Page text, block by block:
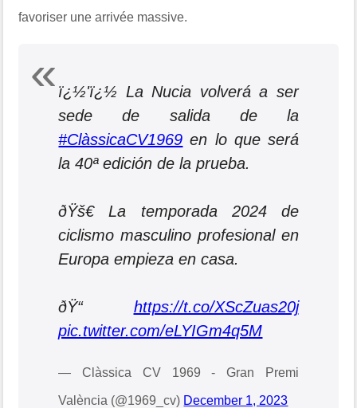
favoriser une arrivée massive.
ï¿½'ï¿½ La Nucia volverá a ser
sede de salida de la
#ClàssicaCV1969 en lo que será
la 40ª edición de la prueba.
ðŸš€ La temporada 2024 de
ciclismo masculino profesional en
Europa empieza en casa.
ðŸ“ https://t.co/XScZuas20j
pic.twitter.com/eLYIGm4q5M
— Clàssica CV 1969 - Gran Premi
València (@1969_cv) December 1, 2023